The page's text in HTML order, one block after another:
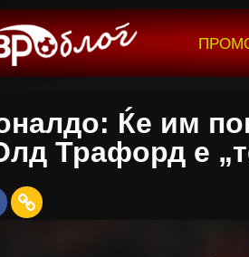
Ќе им
Трафорд е